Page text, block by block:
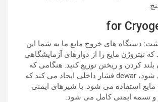
for
دستگاه های خروج مایع ما به شما این
نیتروژن مایع را از دوارهای آزمایشگاهی
بلند کردن و ریختن توزیع کنید. هنگامی که
دستگاه نصب می شود، dewar فشار داخلی ایجاد می کند که
استفاده می شود. با شیرهای ایمنی
و تسمه ایمنی کامل می شود.